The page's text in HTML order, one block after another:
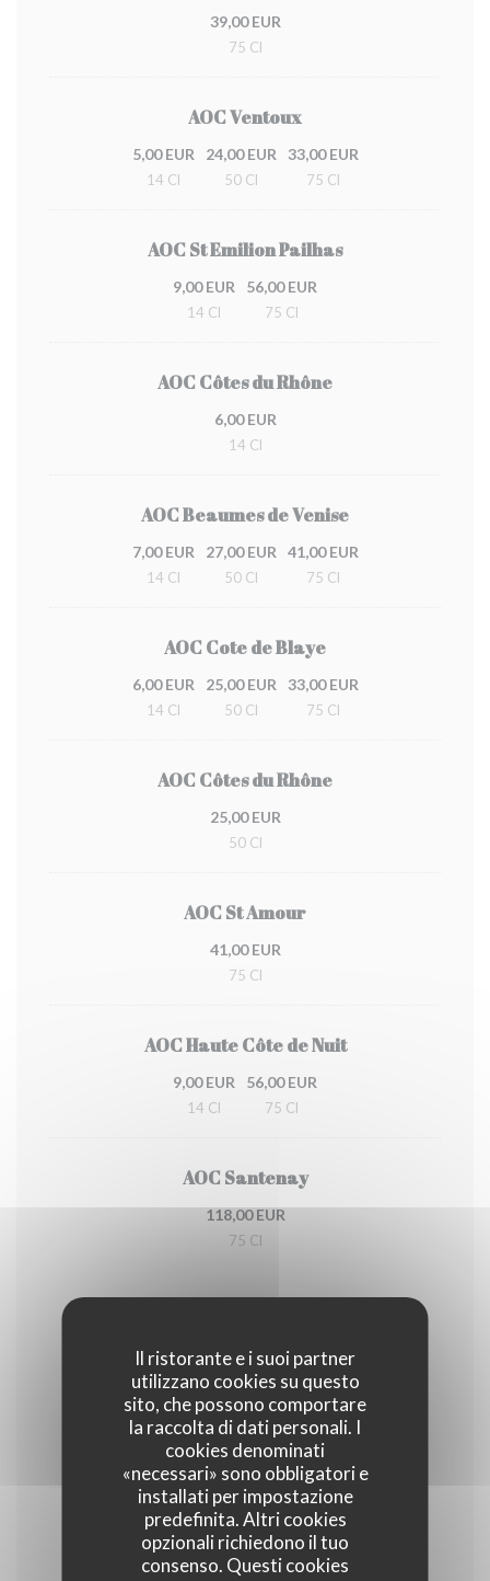
Il ristorante e i suoi partner
utilizzano cookies su questo
sito, che possono comportare
la raccolta di dati personali. I
cookies denominati
«necessari» sono obbligatori e
installati per impostazione
predefinita. Altri cookies
opzionali richiedono il tuo
consenso. Questi cookies
39,00 EUR
75 Cl
AOC Ventoux
5,00 EUR
14 Cl
24,00 EUR
50 Cl
33,00 EUR
75 Cl
AOC St Emilion Pailhas
9,00 EUR
14 Cl
56,00 EUR
75 Cl
AOC Côtes du Rhône
6,00 EUR
14 Cl
AOC Beaumes de Venise
7,00 EUR
14 Cl
27,00 EUR
50 Cl
41,00 EUR
75 Cl
AOC Cote de Blaye
6,00 EUR
14 Cl
25,00 EUR
50 Cl
33,00 EUR
75 Cl
AOC Côtes du Rhône
25,00 EUR
50 Cl
AOC St Amour
41,00 EUR
75 Cl
AOC Haute Côte de Nuit
9,00 EUR
14 Cl
56,00 EUR
75 Cl
AOC Santenay
118,00 EUR
75 Cl
Joseph Perrier brut
75,00 EUR
75 Cl
Joseph Perrier
12,00 EUR